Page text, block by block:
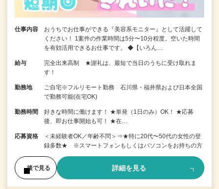
仕事内容
おうちでお仕事ができる『美容系モニター』として活躍して
ください！ 1案件の作業時間は5分〜10分程度。空いた時間
を有効活用できるお仕事です。 ◆【いろん…
給与
完全出来高制 ★謝礼は、最短で当日のうちに受け取れま
す！
勤務地
ご自宅※フルリモート勤務 石川県・福井県および日本全国
で勤務可能(在宅OK)
勤務時間
好きな時間に働けます！ ★単発（1日のみ）OK！ ★応募
後、即お仕事開始も可！ ★在…
応募資格
＜未経験者OK／年齢不問＞⇒★特に20代〜50代の女性の登
録多数★ ※スマートフォンもしくはパソコンをお持ちの方
後で見る 詳細を見る